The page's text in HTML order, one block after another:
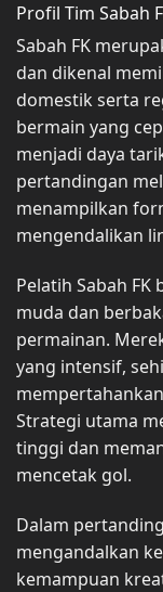
Profil Tim Sabah
Sabah FK
dan dikenal
domestik serta
bermain yang
menjadi daya
pertandingan
menampilkan
mengendalikan
Pelatih Sabah
muda dan
permainan.
yang intensif,
Strategi utama
tinggi dan
mencetak gol.
Dalam
mengandalkan
kemampuan